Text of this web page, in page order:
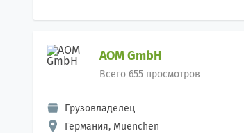
AOM GmbH
Всего 655 просмотров
Грузовладелец
Германия, Muenchen